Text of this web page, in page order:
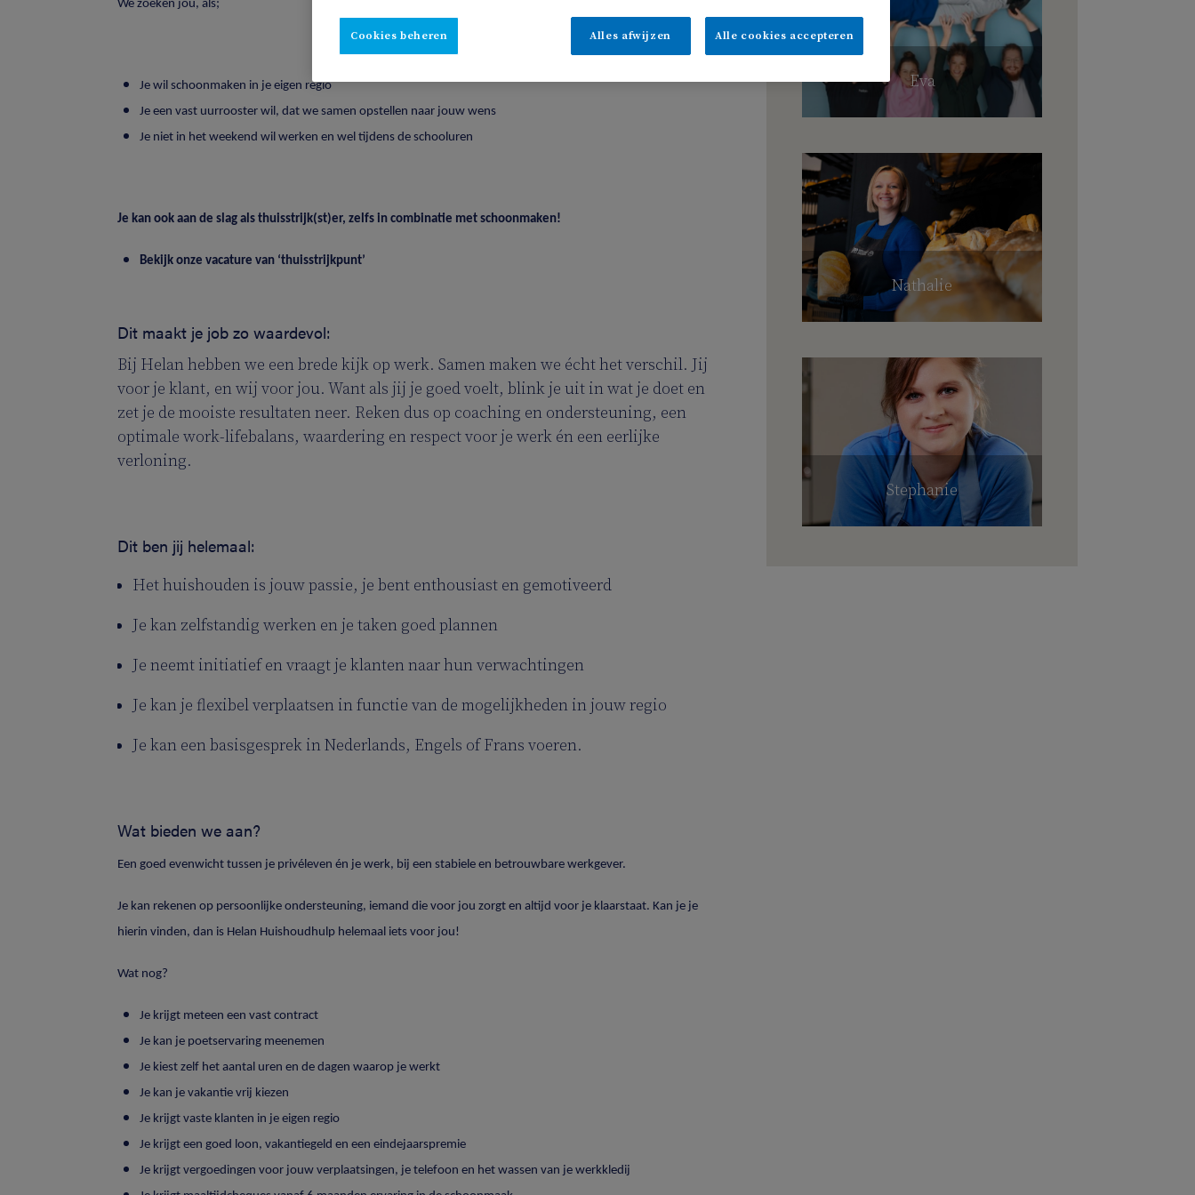
We zoeken jou, als;
Je wil schoonmaken in je eigen regio
Je een vast uurrooster wil, dat we samen opstellen naar jouw wens
Je niet in het weekend wil werken en wel tijdens de schooluren
Je kan ook aan de slag als thuisstrijk(st)er, zelfs in combinatie met schoonmaken!
Bekijk onze vacature van ‘thuisstrijkpunt’
Dit maakt je job zo waardevol:
Bij Helan hebben we een brede kijk op werk. Samen maken we écht het verschil. Jij
voor je klant, en wij voor jou. Want als jij je goed voelt, blink je uit in wat je doet en
zet je de mooiste resultaten neer. Reken dus op coaching en ondersteuning, een
optimale work-lifebalans, waardering en respect voor je werk én een eerlijke
verloning.
Dit ben jij helemaal:
Het huishouden is jouw passie, je bent enthousiast en gemotiveerd
Je kan zelfstandig werken en je taken goed plannen
Je neemt initiatief en vraagt je klanten naar hun verwachtingen
Je kan je flexibel verplaatsen in functie van de mogelijkheden in jouw regio
Je kan een basisgesprek in Nederlands, Engels of Frans voeren.
Wat bieden we aan?
Een goed evenwicht tussen je privéleven én je werk, bij een stabiele en betrouwbare werkgever.
Je kan rekenen op persoonlijke ondersteuning, iemand die voor jou zorgt en altijd voor je klaarstaat. Kan je je
hierin vinden, dan is Helan Huishoudhulp helemaal iets voor jou!
Wat nog?
Je krijgt meteen een vast contract
Je kan je poetservaring meenemen
Je kiest zelf het aantal uren en de dagen waarop je werkt
Je kan je vakantie vrij kiezen
Je krijgt vaste klanten in je eigen regio
Je krijgt een goed loon, vakantiegeld en een eindejaarspremie
Je krijgt vergoedingen voor jouw verplaatsingen, je telefoon en het wassen van je werkkledij
Eva
Nathalie
Stephanie
Alles afwijzen Alle cookies accepteren
Cookies beheren